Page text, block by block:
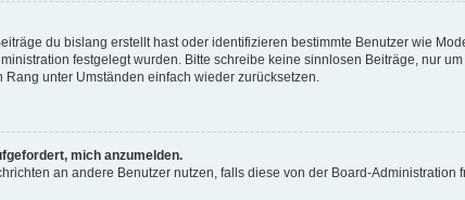
du bislang erstellt hast oder identifizieren bestimmte Benutzer wie
festgelegt wurden. Bitte schreibe keine sinnlosen Beiträge, nur
unter Umständen einfach wieder zurücksetzen.
mich anzumelden.
an andere Benutzer nutzen, falls diese von der Board-